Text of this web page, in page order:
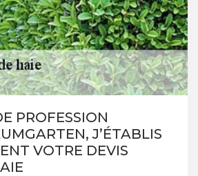
PROFESSION
J’ÉTABLIS
VOTRE DEVIS